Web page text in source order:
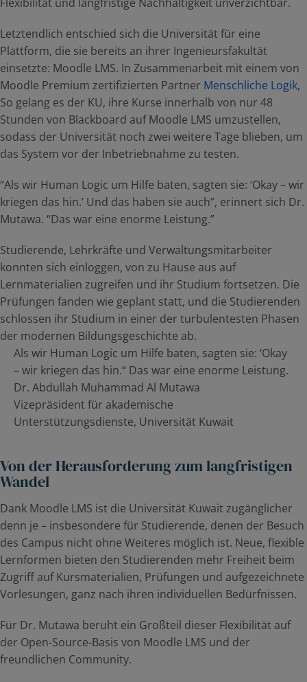
Letztendlich entschied sich die Universität für eine
Plattform, die sie bereits an ihrer Ingenieursfakultät
einsetzte: Moodle LMS. In Zusammenarbeit mit einem von
Moodle Premium zertifizierten Partner Menschliche Logik,
So gelang es der KU, ihre Kurse innerhalb von nur 48
Stunden von Blackboard auf Moodle LMS umzustellen,
sodass der Universität noch zwei weitere Tage blieben, um
das System vor der Inbetriebnahme zu testen.
“Als wir Human Logic um Hilfe baten, sagten sie: ‘Okay – wir
kriegen das hin.’ Und das haben sie auch”, erinnert sich Dr.
Mutawa. “Das war eine enorme Leistung.”
Studierende, Lehrkräfte und Verwaltungsmitarbeiter
konnten sich einloggen, von zu Hause aus auf
Lernmaterialien zugreifen und ihr Studium fortsetzen. Die
Prüfungen fanden wie geplant statt, und die Studierenden
schlossen ihr Studium in einer der turbulentesten Phasen
der modernen Bildungsgeschichte ab.
Als wir Human Logic um Hilfe baten, sagten sie: ‘Okay
– wir kriegen das hin.“ Das war eine enorme Leistung.
Dr. Abdullah Muhammad Al Mutawa
Vizepräsident für akademische
Unterstützungsdienste, Universität Kuwait
Von der Herausforderung zum langfristigen
Wandel
Dank Moodle LMS ist die Universität Kuwait zugänglicher
denn je – insbesondere für Studierende, denen der Besuch
des Campus nicht ohne Weiteres möglich ist. Neue, flexible
Lernformen bieten den Studierenden mehr Freiheit beim
Zugriff auf Kursmaterialien, Prüfungen und aufgezeichnete
Vorlesungen, ganz nach ihren individuellen Bedürfnissen.
Für Dr. Mutawa beruht ein Großteil dieser Flexibilität auf
der Open-Source-Basis von Moodle LMS und der
freundlichen Community.